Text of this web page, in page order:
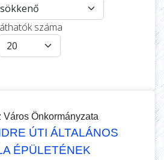
száma
Város Önkormányzata
ÚTI ÁLTALÁNOS
ÉPÜLETÉNEK